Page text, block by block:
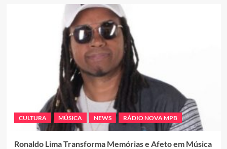
CULTURA MÚSICA NEWS RÁDIO NOVA MPB
Ronaldo Lima Transforma Memórias e Afeto em Música